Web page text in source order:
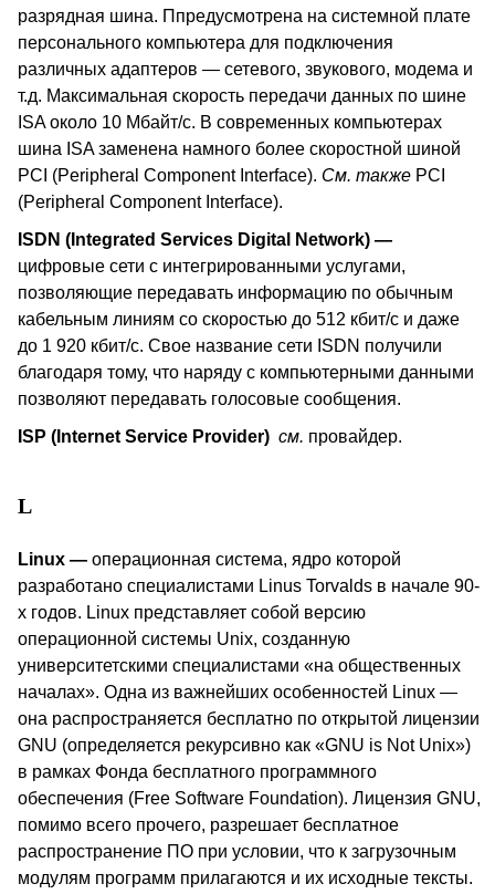
разрядная шина. Ппредусмотрена на системной плате
персонального компьютера для подключения
различных адаптеров — сетевого, звукового, модема и
т.д. Максимальная скорость передачи данных по шине
ISA около 10 Мбайт/с. В современных компьютерах
шина ISA заменена намного более скоростной шиной
PCI (Peripheral Component Interface). См. также PCI
(Peripheral Component Interface).
ISDN ( Integrated Services Digital Network) —
цифровые сети с интегрированными услугами,
позволяющие передавать информацию по обычным
кабельным линиям со скоростью до 512 кбит/с и даже
до 1 920 кбит/с. Свое название сети ISDN получили
благодаря тому, что наряду с компьютерными данными
позволяют передавать голосовые сообщения.
ISP (Internet Service Provider) см. провайдер.
L
Linux — операционная система, ядро которой
разработано специалистами Linus Torvalds в начале 90-
х годов. Linux представляет собой версию
операционной системы Unix, созданную
университетскими специалистами «на общественных
началах». Одна из важнейших особенностей Linux —
она распространяется бесплатно по открытой лицензии
GNU (определяется рекурсивно как «GNU is Not Unix»)
в рамках Фонда бесплатного программного
обеспечения (Free Software Foundation). Лицензия GNU,
помимо всего прочего, разрешает бесплатное
распространение ПО при условии, что к загрузочным
модулям программ прилагаются и их исходные тексты.